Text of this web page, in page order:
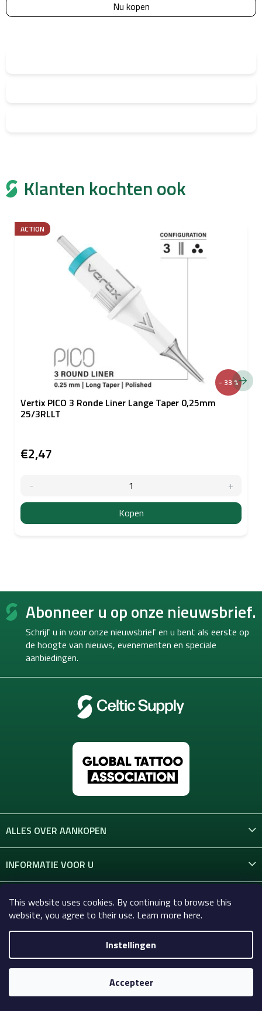
This website uses cookies. By continuing to browse this
website, you agree to their use. Learn more here.
Instellingen
Accepteer
Nu kopen
Klanten kochten ook
- 33 %
ACTION
Vertix PICO 3 Ronde Liner Lange Taper 0,25mm
25/3RLLT
€2,47
Kopen
F
Abonneer u op onze nieuwsbrief.
Schrijf u in voor onze nieuwsbrief en u bent als eerste op
de hoogte van nieuws, evenementen en speciale
aanbiedingen.
ALLES OVER AANKOPEN
INFORMATIE VOOR U
CONTACT
Copyright 2026Celtic-Supply.nl | Alles voor tatoeages en
permanente make-up. Alle rechten voorbehouden.